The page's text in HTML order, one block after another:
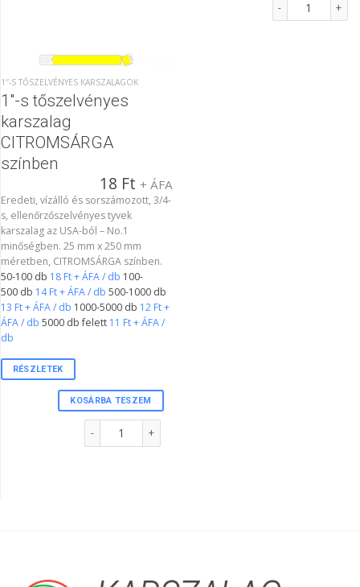
1″-S TŐSZELVÉNYES KARSZALAGOK
1″-s tőszelvényes
karszalag
CITROMSÁRGA
színben
18 Ft + ÁFA
Eredeti, vízálló és sorszámozott, 3/4-
s, ellenőrzőszelvényes tyvek
karszalag az USA-ból – No.1
minőségben. 25 mm x 250 mm
méretben, CITROMSÁRGA színben.
50-100 db 18 Ft + ÁFA / db 100-
500 db 14 Ft + ÁFA / db 500-1000 db
13 Ft + ÁFA / db 1000-5000 db 12 Ft +
ÁFA / db 5000 db felett 11 Ft + ÁFA /
db
RÉSZLETEK
KOSÁRBA TESZEM
1"-s tőszelvényes karszalag CITROMSÁRGA színben